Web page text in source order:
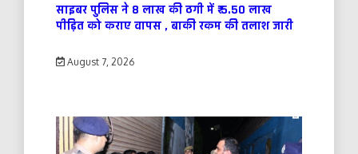
साइबर पुलिस ने 8 लाख की ठगी में ₹ 5.50 लाख
पीड़ित को कराए वापस , बाकी रकम की तलाश जारी
August 7, 2026